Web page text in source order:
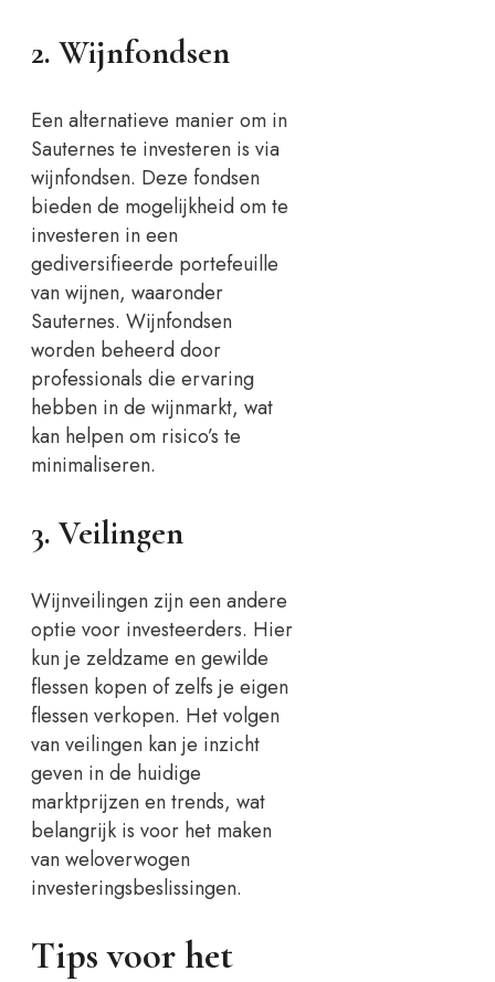
2. Wijnfondsen
Een alternatieve manier om in
Sauternes te investeren is via
wijnfondsen. Deze fondsen
bieden de mogelijkheid om te
investeren in een
gediversifieerde portefeuille
van wijnen, waaronder
Sauternes. Wijnfondsen
worden beheerd door
professionals die ervaring
hebben in de wijnmarkt, wat
kan helpen om risico’s te
minimaliseren.
3. Veilingen
Wijnveilingen zijn een andere
optie voor investeerders. Hier
kun je zeldzame en gewilde
flessen kopen of zelfs je eigen
flessen verkopen. Het volgen
van veilingen kan je inzicht
geven in de huidige
marktprijzen en trends, wat
belangrijk is voor het maken
van weloverwogen
investeringsbeslissingen.
Tips voor het